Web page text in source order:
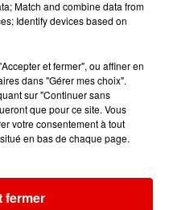
10h11
10h11
Match and combine data from
Identify devices based on
et fermer", ou affiner en
dans "Gérer mes choix".
sur "Continuer sans
que pour ce site. Vous
votre consentement à tout
en bas de chaque page.
fermer